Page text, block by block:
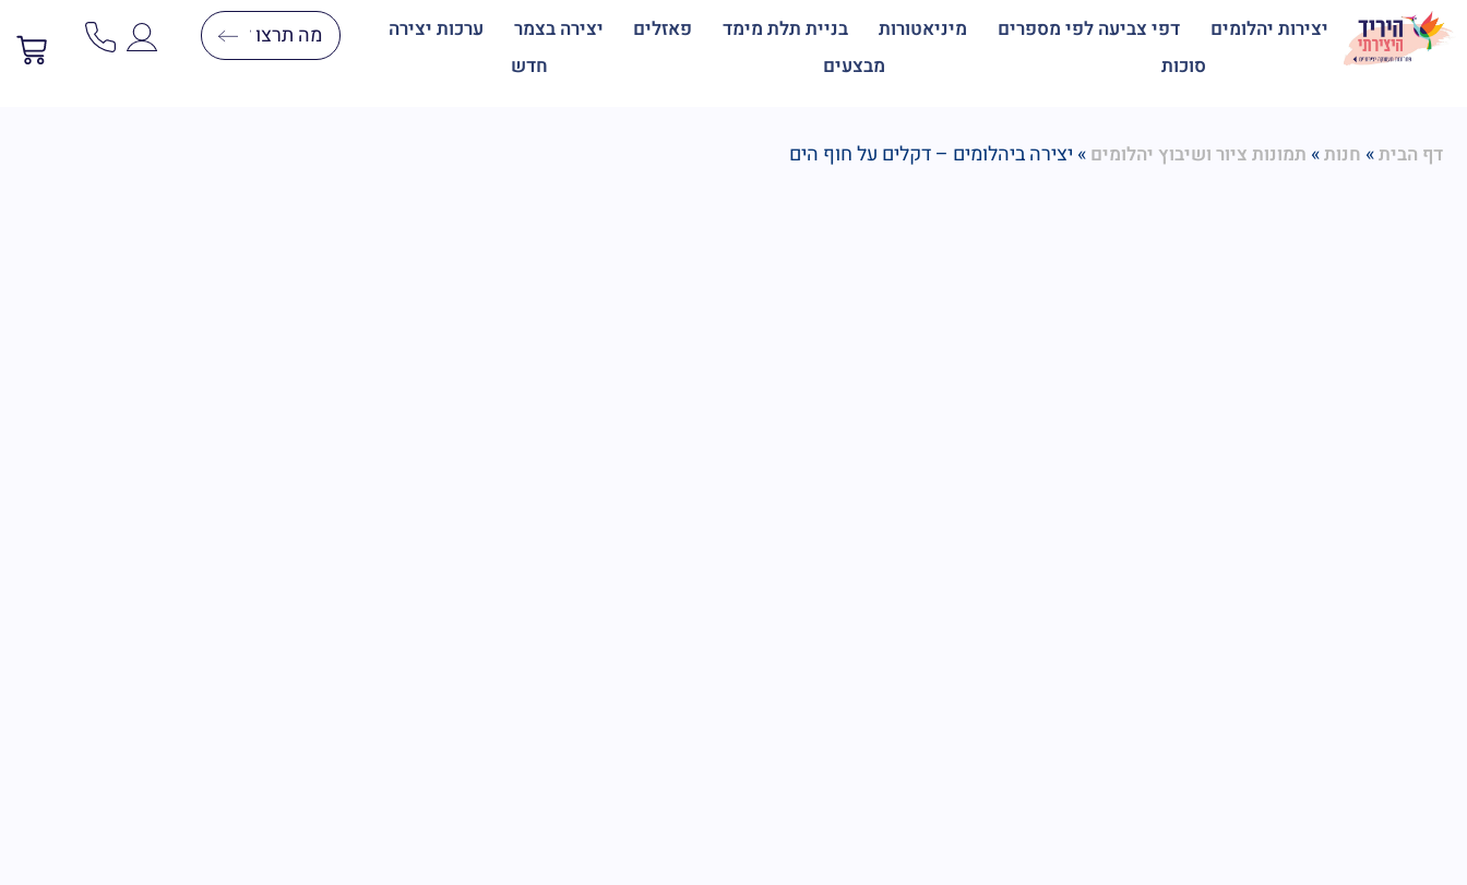
יצירות יהלומים דפי צביעה לפי מספרים מיניאטורות בניית תלת מימד פאזלים יצירה בצמר
ערכות יצירה
סוכות
מבצעים חדש
דף הבית» חנות» תמונות ציור ושיבוץ יהלומים » יצירה ביהלומים – דקלים על חוף הים